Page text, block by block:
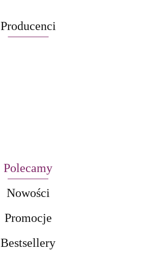
Producenci
Polecamy
Nowości
Promocje
Bestsellery